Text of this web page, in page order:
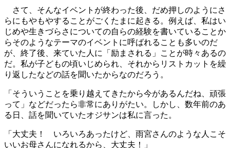
さて、そんなイベントが終わった後、だめ押しのようにさ
らにもやもやすることがごくたまに起きる。例えば、私はい
じめや生きづらさについての自らの経験を書いていることか
らそのようなテーマのイベントに呼ばれることも多いのだ
が、終了後、来ていた人に「励まされる」ことが時々あるの
だ。私が子どもの頃いじめられ、それからリストカットを繰
り返したなどの話を聞いたからなのだろう。
「そういうことを乗り越えてきたから今があるんだね、頑張
って」などだったら非常にありがたい。しかし、数年前のあ
る日、話を聞いていたオジサンは私に言った。
「大丈夫！ いろいろあったけど、雨宮さんのような人こそ
いいお母さんになれるから、大丈夫！」